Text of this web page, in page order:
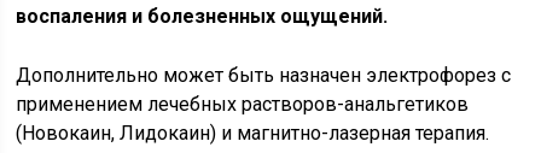
воспаления и болезненных ощущений.
Дополнительно может быть назначен электрофорез с
применением лечебных растворов-анальгетиков
(Новокаин, Лидокаин) и магнитно-лазерная терапия.